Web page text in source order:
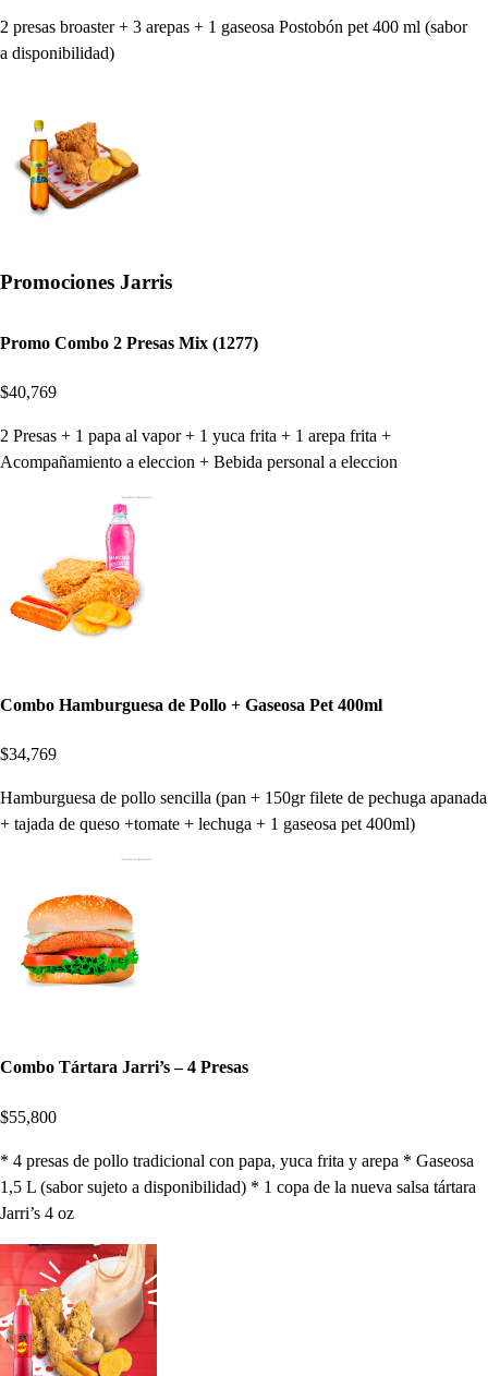
2 presas broaster + 3 arepas + 1 gaseosa Postobón pet 400 ml (sabor
a disponibilidad)
Promociones Jarris
Promo Combo 2 Presas Mix (1277)
$40,769
2 Presas + 1 papa al vapor + 1 yuca frita + 1 arepa frita +
Acompañamiento a eleccion + Bebida personal a eleccion
Combo Hamburguesa de Pollo + Gaseosa Pet 400ml
$34,769
Hamburguesa de pollo sencilla (pan + 150gr filete de pechuga apanada
+ tajada de queso +tomate + lechuga + 1 gaseosa pet 400ml)
Combo Tártara Jarri’s – 4 Presas
$55,800
* 4 presas de pollo tradicional con papa, yuca frita y arepa * Gaseosa
1,5 L (sabor sujeto a disponibilidad) * 1 copa de la nueva salsa tártara
Jarri’s 4 oz